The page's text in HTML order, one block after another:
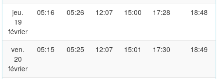
jeu.
19
février
05:16 05:26 12:07 15:00 17:28 18:48
ven.
20
février
05:15 05:25 12:07 15:01 17:30 18:49